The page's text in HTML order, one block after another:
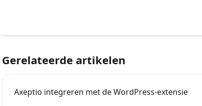
Gerelateerde artikelen
Axeptio integreren met de WordPress-extensie